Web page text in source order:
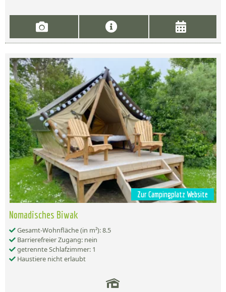
Zur Campingplatz Website
Nomadisches Biwak
Gesamt-Wohnfläche (in m²): 8.5
Barrierefreier Zugang: nein
getrennte Schlafzimmer: 1
Haustiere nicht erlaubt